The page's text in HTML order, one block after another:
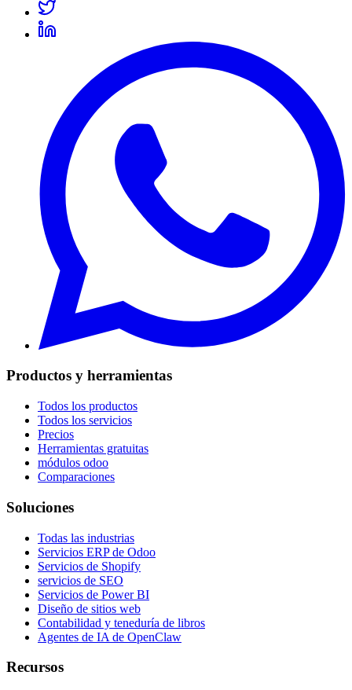
Productos y herramientas
Todos los productos
Todos los servicios
Precios
Herramientas gratuitas
módulos odoo
Comparaciones
Soluciones
Todas las industrias
Servicios ERP de Odoo
Servicios de Shopify
servicios de SEO
Servicios de Power BI
Diseño de sitios web
Contabilidad y teneduría de libros
Agentes de IA de OpenClaw
Recursos